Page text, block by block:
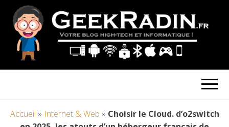
Accueil » Internet & Web » Choisir le Cloud. d’o2switch